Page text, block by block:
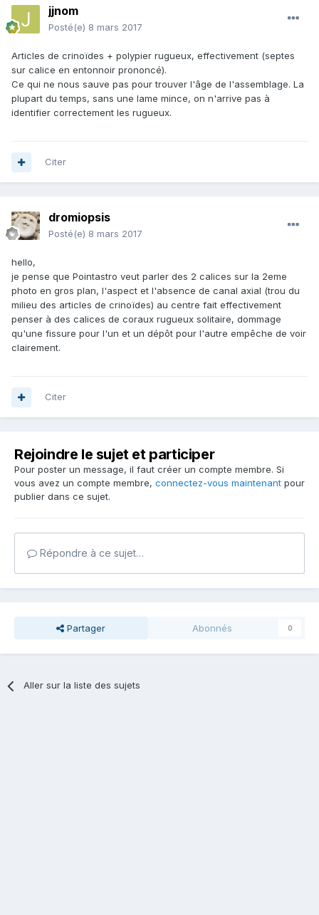
jjnom
Posté(e) 8 mars 2017
Articles de crinoïdes + polypier rugueux, effectivement (septes
sur calice en entonnoir prononcé).
Ce qui ne nous sauve pas pour trouver l'âge de l'assemblage. La
plupart du temps, sans une lame mince, on n'arrive pas à
identifier correctement les rugueux.
Citer
dromiopsis
Posté(e) 8 mars 2017
hello,
je pense que Pointastro veut parler des 2 calices sur la 2eme
photo en gros plan, l'aspect et l'absence de canal axial (trou du
milieu des articles de crinoïdes) au centre fait effectivement
penser à des calices de coraux rugueux solitaire, dommage
qu'une fissure pour l'un et un dépôt pour l'autre empêche de voir
clairement.
Citer
Rejoindre le sujet et participer
Pour poster un message, il faut créer un compte membre. Si
vous avez un compte membre, connectez-vous maintenant pour
publier dans ce sujet.
Répondre à ce sujet…
Partager Abonnés 0
Aller sur la liste des sujets